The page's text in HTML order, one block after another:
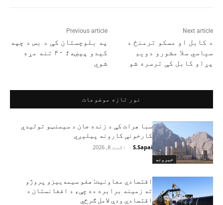
Previous article
په بلوچستان کې د بس د چپه
کېدو پېښه؛ ۴۰ تنه مړه
شوي
Next article
د کابل او مسکو ترمنځ د
سیاسي سلا مشورو دویم
پړاو کابل کې ترسره شو
نور تازه موضوعات
خبرونه
سبا هرات کې د زنده جان د سیمنټو تولیدي
کارخونې کارونه پیلېږي
S.Sapai
- اګست 8, 2026
اقتصادي معاونیت: هغو سیمه‌ییزو پروژو
ته زمینه برابره ده چې، د افغانستان د
اقتصادي ودې لامل ګرځي